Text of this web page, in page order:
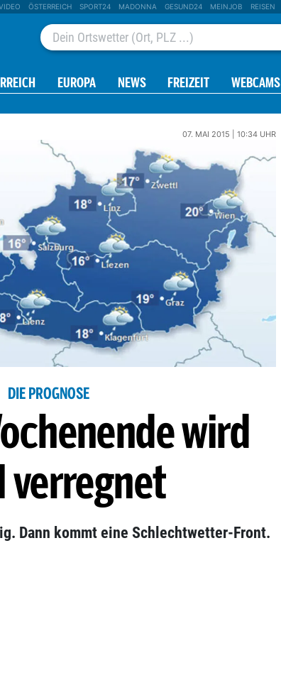
ÖSTERREICH SPORT24 MADONNA GESUND24 MEINJOB REISEN
EUROPA NEWS FREIZEIT WEBCAMS
07. MAI 2015 | 10:34 UHR
DIE PROGNOSE
wird
verregnet
Dann kommt eine Schlechtwetter-Front.